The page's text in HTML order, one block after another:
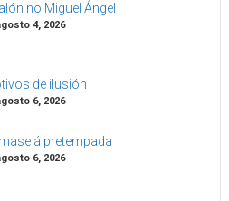
no Miguel Ángel
4, 2026
de ilusión
6, 2026
á pretempada
6, 2026